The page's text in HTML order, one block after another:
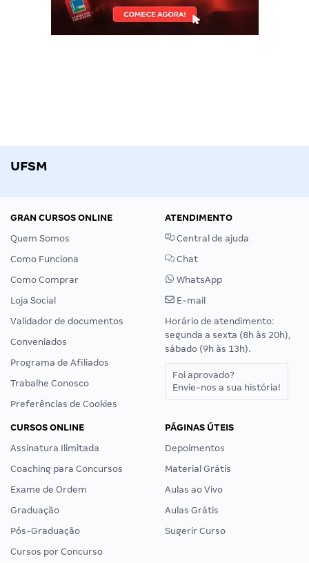
UFSM
GRAN CURSOS ONLINE
Quem Somos
Como Funciona
Como Comprar
Loja Social
Validador de documentos
Conveniados
Programa de Afiliados
Trabalhe Conosco
Preferências de Cookies
ATENDIMENTO
Central de ajuda
Chat
WhatsApp
E-mail
Horário de atendimento:
segunda a sexta (8h às 20h),
sábado (9h às 13h).
Foi aprovado?
Envie-nos a sua história!
CURSOS ONLINE
Assinatura Ilimitada
Coaching para Concursos
Exame de Ordem
Graduação
Pós-Graduação
Cursos por Concurso
PÁGINAS ÚTEIS
Depoimentos
Material Grátis
Aulas ao Vivo
Aulas Grátis
Sugerir Curso